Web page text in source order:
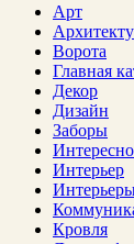
Арт
Ворота
Главная
Декор
Дизайн
Заборы
Интерьер
Кровля